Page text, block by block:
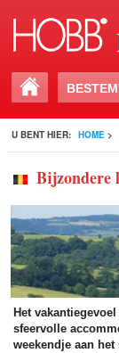
U BENT HIER: HOME >
Bijzondere
Het
sfeervolle
weekendje aan